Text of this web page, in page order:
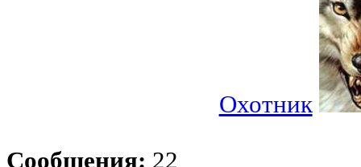
Охотник
Сообщения: 22